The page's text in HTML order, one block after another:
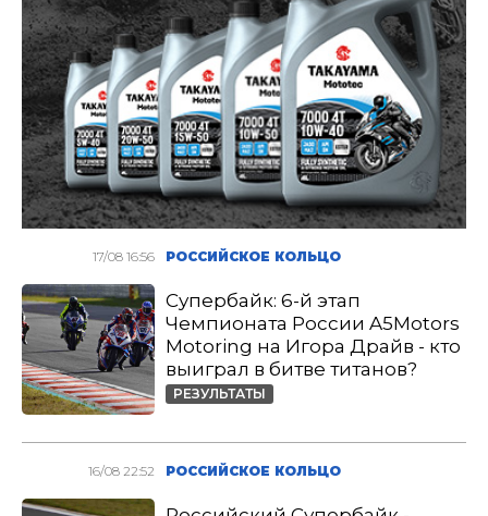
17/08 16:56 РОССИЙСКОЕ КОЛЬЦО
Супербайк: 6-й этап
Чемпионата России A5Motors
Motoring на Игора Драйв - кто
выиграл в битве титанов?
РЕЗУЛЬТАТЫ
16/08 22:52 РОССИЙСКОЕ КОЛЬЦО